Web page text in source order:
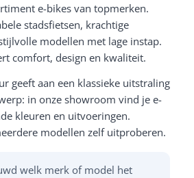
e-bikes van topmerken.
stadsfietsen, krachtige
modellen met lage instap.
comfort, design en kwaliteit.
geeft aan een klassieke uitstraling
in onze showroom vind je e-
kleuren en uitvoeringen.
modellen zelf uitproberen.
welk merk of model het